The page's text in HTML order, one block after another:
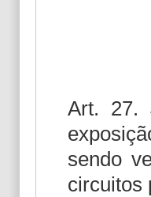
Art. 27.
sendo
circuitos